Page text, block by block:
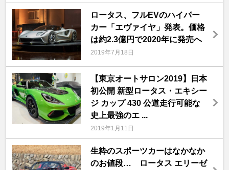
ロータス、フルEVのハイパー
カー「エヴァイヤ」発表。価格
は約2.3億円で2020年に発売へ
2019年7月18日
【東京オートサロン2019】日本
初公開 新型ロータス・エキシー
ジ カップ 430 公道走行可能な
史上最強のエ ...
2019年1月11日
生粋のスポーツカーはなかなか
のお値段… ロータス エリーゼ